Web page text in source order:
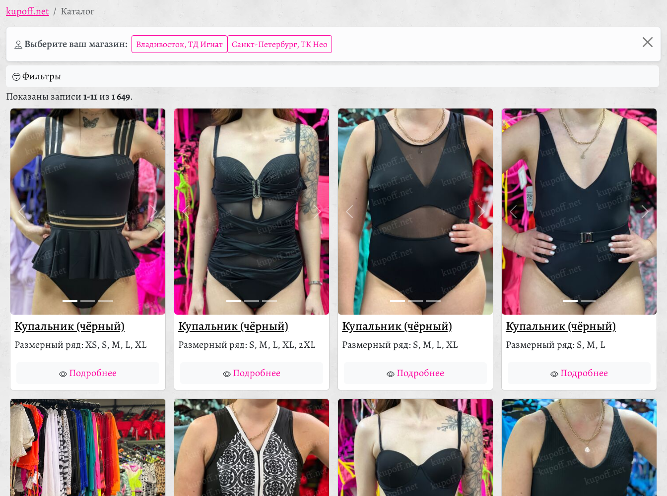
kupoff.net Каталог
Выберите ваш магазин: Владивосток, ТД Игнат Санкт-Петербург, ТК Нео
Фильтры
Показаны записи1-11из1 649.
Купальник (чёрный)
Размерный ряд: XS, S, M, L, XL
Подробнее
Купальник (чёрный)
Размерный ряд: S, M, L, XL, 2XL
Подробнее
Купальник (чёрный)
Размерный ряд: S, M, L, XL
Подробнее
Купальник (чёрный)
Размерный ряд: S, M, L
Подробнее